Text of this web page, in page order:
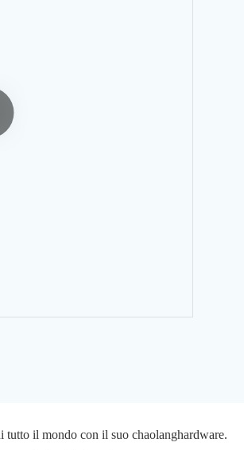
il mondo con il suo chaolanghardware.